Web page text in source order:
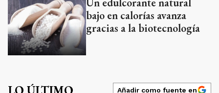
bajo en calorías avanza
gracias a la biotecnología
Añadir como fuente en